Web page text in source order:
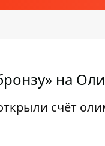
на
счёт